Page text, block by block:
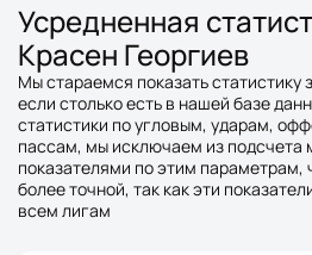
Усредненная
Красен Георгиев
Мы стараемся показать статистику
если столько есть в нашей базе
статистики по угловым, ударам,
пассам, мы исключаем из подсчета
показателями по этим параметрам,
более точной, так как эти
всем лигам